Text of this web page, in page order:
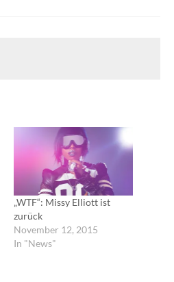
„WTF“: Missy Elliott ist
zurück
November 12, 2015
In "News"